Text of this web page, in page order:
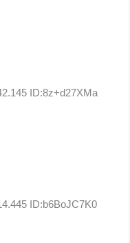
ID:8z+d27XMa
ID:b6BoJC7K0